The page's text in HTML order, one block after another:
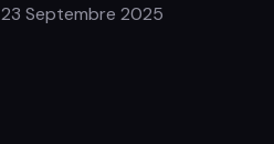
23 Septembre 2025